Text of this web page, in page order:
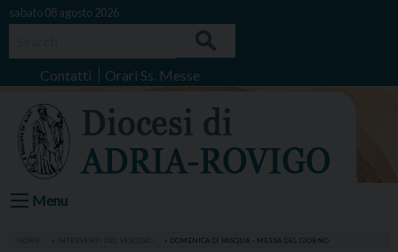
Skip
sabato 08 agosto 2026
Contatti Orari Ss. Messe
Menu
HOME INTERVENTI DEL VESCOVO DOMENICA DI PASQUA – MESSA DEL GIORNO